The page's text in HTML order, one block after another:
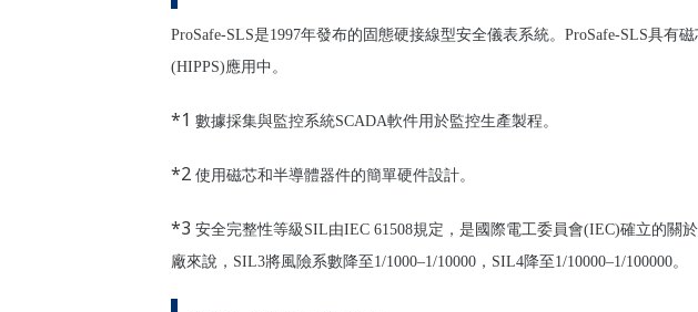
ProSafe-SLS是1997年發布的固態硬接線型安全儀表系統。ProSafe-SLS具有
(HIPPS)應用中。
*1 數據採集與監控系統SCADA軟件用於監控生產製程。
*2 使用磁芯和半導體器件的簡單硬件設計。
*3 安全完整性等級SIL由IEC 61508規定，是國際電工委員會(IEC)確立的
廠來說，SIL3將風險系數降至1/1000–1/10000，SIL4降至1/10000–1/100000。